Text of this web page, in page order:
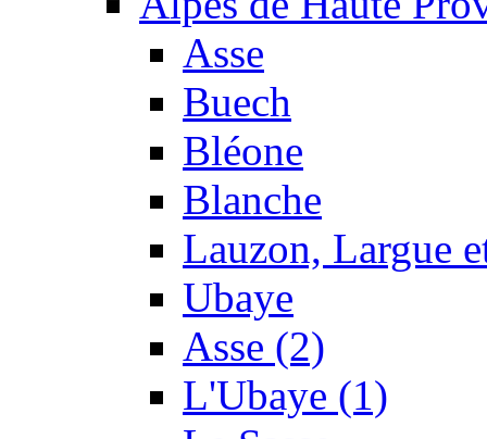
Asse
Buech
Bléone
Blanche
Lauzon, Largue
Ubaye
Asse (2)
L'Ubaye (1)